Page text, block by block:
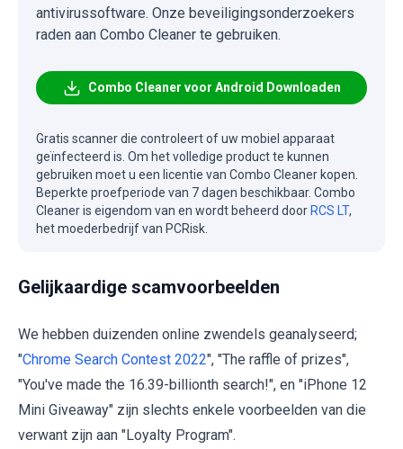
antivirussoftware. Onze beveiligingsonderzoekers
raden aan Combo Cleaner te gebruiken.
Combo Cleaner voor Android Downloaden
Gratis scanner die controleert of uw mobiel apparaat
geïnfecteerd is. Om het volledige product te kunnen
gebruiken moet u een licentie van Combo Cleaner kopen.
Beperkte proefperiode van 7 dagen beschikbaar. Combo
Cleaner is eigendom van en wordt beheerd door RCS LT,
het moederbedrijf van PCRisk.
Gelijkaardige scamvoorbeelden
We hebben duizenden online zwendels geanalyseerd;
"Chrome Search Contest 2022", "The raffle of prizes",
"You've made the 16.39-billionth search!", en "iPhone 12
Mini Giveaway" zijn slechts enkele voorbeelden van die
verwant zijn aan "Loyalty Program".